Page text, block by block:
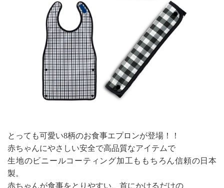
とっても可愛い8柄のお食事エプロンが登場！！
赤ちゃんにやさしい安全で高品質なアイテムで
生地のビニールコーティング加工ももちろん信頼の日本
製。
赤ちゃんが食事をとりやすい、首にかけるだけの